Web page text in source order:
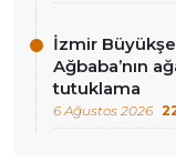
İzmir
Ağbaba’nın
tutuklama
6 Ağustos 2026